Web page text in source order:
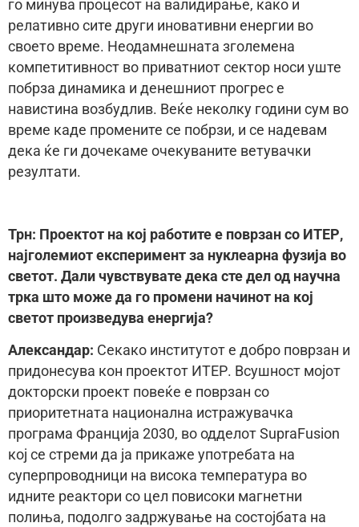
го минува процесот на валидирање, како и
релативно сите други иновативни енергии во
своето време. Неодамнешната зголемена
компетитивност во приватниот сектор носи уште
побрза динамика и денешниот прогрес е
навистина возбудлив. Веќе неколку години сум во
време каде промените се побрзи, и се надевам
дека ќе ги дочекаме очекуваните ветувачки
резултати.
Трн: Проектот на кој работите е поврзан со ИТЕР,
најголемиот експеримент за нуклеарна фузија во
светот. Дали чувствувате дека сте дел од научна
трка што може да го промени начинот на кој
светот произведува енергија?
Александар: Секако институтот е добро поврзан и
придонесува кон проектот ИТЕР. Всушност мојот
докторски проект повеќе е поврзан со
приоритетната национална истражувачка
програма Франција 2030, во одделот SupraFusion
кој се стреми да ја прикаже употребата на
суперпроводници на висока температура во
идните реактори со цел повисоки магнетни
полиња, подолго задржување на состојбата на